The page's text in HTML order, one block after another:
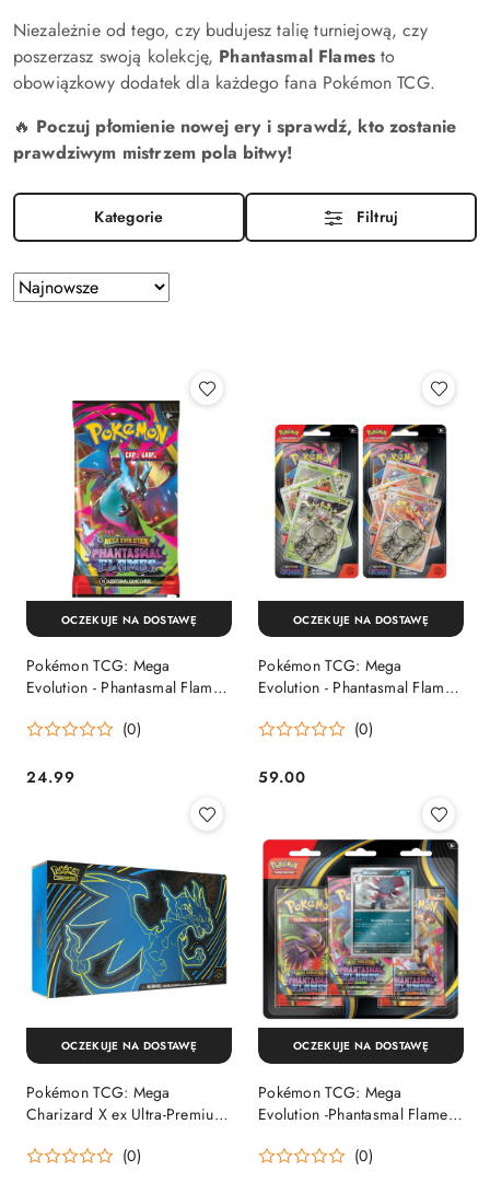
Niezależnie od tego, czy budujesz talię turniejową, czy
poszerzasz swoją kolekcję, Phantasmal Flames to
obowiązkowy dodatek dla każdego fana Pokémon TCG.
🔥 Poczuj płomienie nowej ery i sprawdź, kto zostanie
prawdziwym mistrzem pola bitwy!
Kategorie Filtruj
Zastosowano
sortowanie:
Sortuj
według
Pokémon TCG: Mega
Evolution - Phantasmal Flames
(0)
Cena:
24.99
OCZEKUJE NA DOSTAWĘ
Pokémon TCG: Mega
Evolution - Phantasmal Flames
Blaziken/Hydrapple (Zestaw)
(0)
Cena:
59.00
OCZEKUJE NA DOSTAWĘ
Pokémon TCG: Mega
Charizard X ex Ultra-Premium
(0)
OCZEKUJE NA DOSTAWĘ
Pokémon TCG: Mega
Evolution -Phantasmal Flames -
(0)
OCZEKUJE NA DOSTAWĘ